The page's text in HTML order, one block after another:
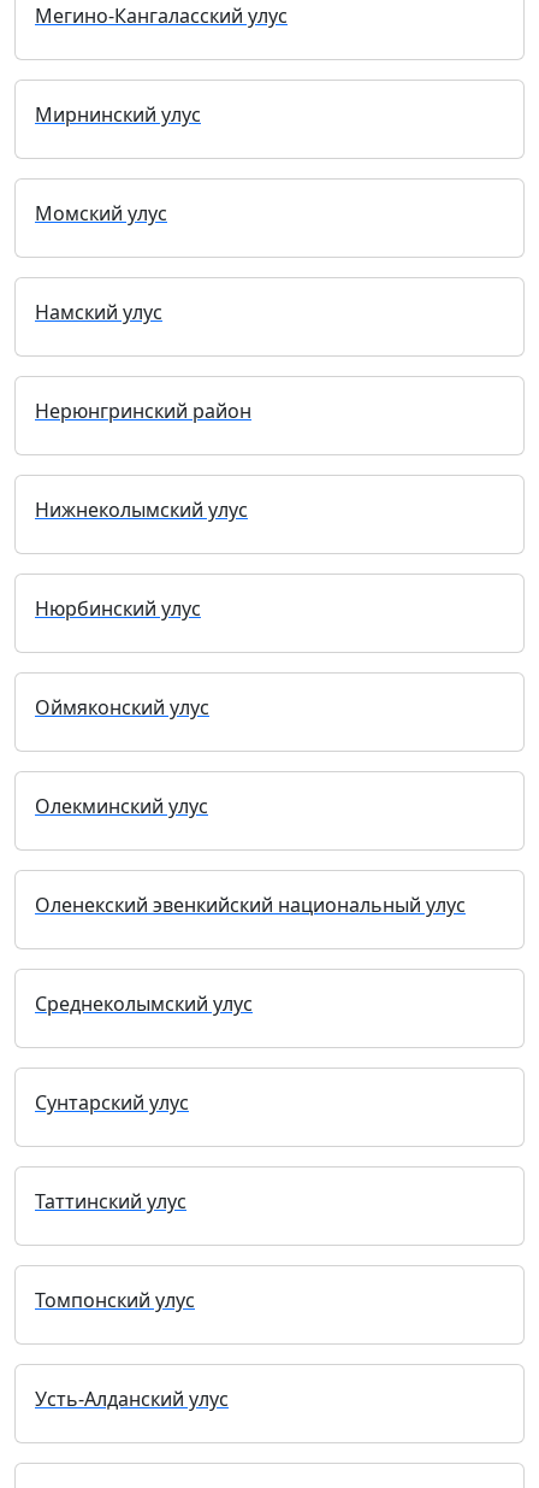
Мегино-Кангаласский улус
Мирнинский улус
Момский улус
Намский улус
Нерюнгринский район
Нижнеколымский улус
Нюрбинский улус
Оймяконский улус
Олекминский улус
Оленекский эвенкийский национальный улус
Среднеколымский улус
Сунтарский улус
Таттинский улус
Томпонский улус
Усть-Алданский улус